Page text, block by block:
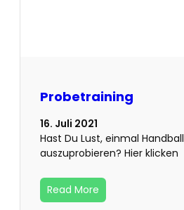
Probetraining
16. Juli 2021
Hast Du Lust, einmal Handball
auszuprobieren? Hier klicken
Read More